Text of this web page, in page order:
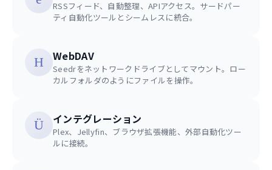
RSSフィード、自動整理、APIアクセス。サードパー
ティ自動化ツールとシームレスに統合。
WebDAV
Seedrをネットワークドライブとしてマウント。ロー
カルフォルダのようにファイルを操作。
インテグレーション
Plex、Jellyfin、ブラウザ拡張機能、外部自動化ツー
ルに接続。